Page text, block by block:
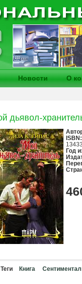
Новости О
дьявол-
ISBN:
Год
Теги Книга